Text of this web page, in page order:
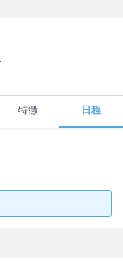
特徴 日程